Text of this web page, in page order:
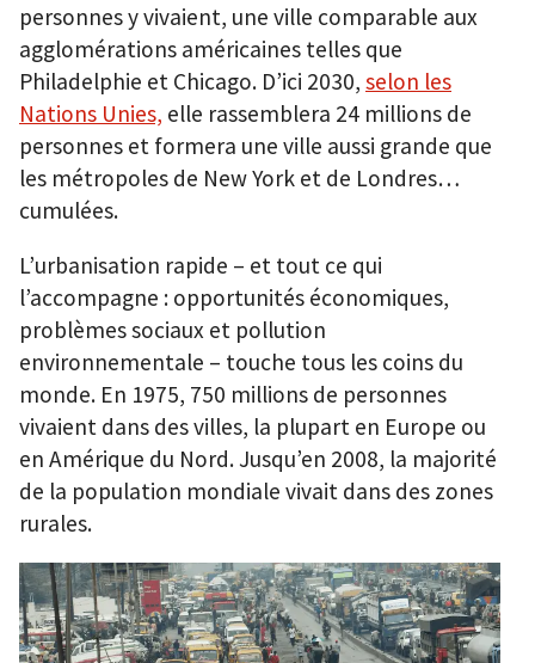
personnes y vivaient, une ville comparable aux
agglomérations américaines telles que
Philadelphie et Chicago. D’ici 2030, selon les
Nations Unies, elle rassemblera 24 millions de
personnes et formera une ville aussi grande que
les métropoles de New York et de Londres…
cumulées.
L’urbanisation rapide – et tout ce qui
l’accompagne : opportunités économiques,
problèmes sociaux et pollution
environnementale – touche tous les coins du
monde. En 1975, 750 millions de personnes
vivaient dans des villes, la plupart en Europe ou
en Amérique du Nord. Jusqu’en 2008, la majorité
de la population mondiale vivait dans des zones
rurales.